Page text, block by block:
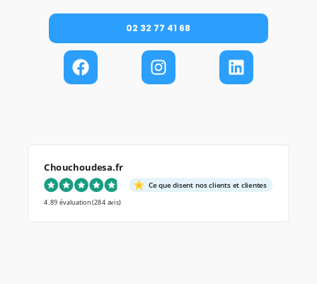
02 32 77 41 68
Chouchoudesa.fr
Ce que disent nos clients et clientes
4.89 évaluation(284 avis)